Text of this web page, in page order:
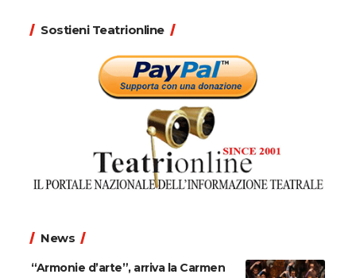
Sostieni Teatrionline
News
“Armonie d’arte”, arriva la Carmen